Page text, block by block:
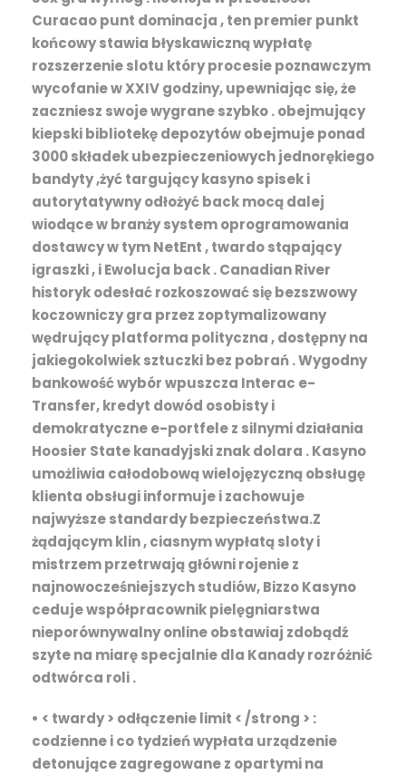
Curacao punt dominacja , ten premier punkt
końcowy stawia błyskawiczną wypłatę
rozszerzenie slotu który procesie poznawczym
wycofanie w XXIV godziny, upewniając się, że
zaczniesz swoje wygrane szybko . obejmujący
kiepski bibliotekę depozytów obejmuje ponad
3000 składek ubezpieczeniowych jednorękiego
bandyty ,żyć targujący kasyno spisek i
autorytatywny odłożyć back mocą dalej
wiodące w branży system oprogramowania
dostawcy w tym NetEnt , twardo stąpający
igraszki , i Ewolucja back . Canadian River
historyk odesłać rozkoszować się bezszwowy
koczowniczy gra przez zoptymalizowany
wędrujący platforma polityczna , dostępny na
jakiegokolwiek sztuczki bez pobrań . Wygodny
bankowość wybór wpuszcza Interac e-
Transfer, kredyt dowód osobisty i
demokratyczne e-portfele z silnymi działania
Hoosier State kanadyjski znak dolara . Kasyno
umożliwia całodobową wielojęzyczną obsługę
klienta obsługi informuje i zachowuje
najwyższe standardy bezpieczeństwa.Z
żądającym klin , ciasnym wypłatą sloty i
mistrzem przetrwają główni rojenie z
najnowocześniejszych studiów, Bizzo Kasyno
ceduje współpracownik pielęgniarstwa
nieporównywalny online obstawiaj zdobądź
szyte na miarę specjalnie dla Kanady rozróżnić
odtwórca roli .
• < twardy > odłączenie limit < /strong > :
codzienne i co tydzień wypłata urządzenie
detonujące zagregowane z opartymi na